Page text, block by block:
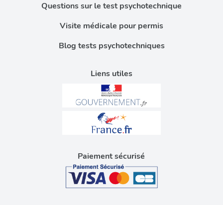
Liens utiles
Questions sur le test psychotechnique
Visite médicale pour permis
Blog tests psychotechniques
Paiement sécurisé